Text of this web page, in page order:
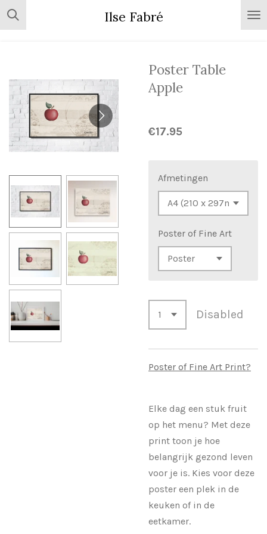
Skip
to
Ilse Fabré
Poster Table
Apple
€17.95
Afmetingen
Poster of Fine Art
Disabled
Poster of Fine Art Print?
Elke dag een stuk fruit
op het menu? Met deze
print toon je hoe
belangrijk gezond leven
voor je is. Kies voor deze
poster een plek in de
keuken of in de
eetkamer.